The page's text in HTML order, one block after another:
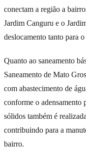
conectam a região a
Jardim Canguru e o
deslocamento tanto para
Quanto ao saneamento
Saneamento de Mato
com abastecimento de
conforme o adensamento
sólidos também é
contribuindo para a
bairro.